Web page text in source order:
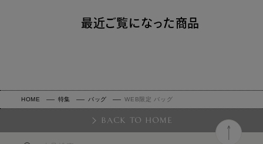
最近ご覧になった商品
HOME 特集 バッグ WEB限定 バッグ
BACK TO HOME